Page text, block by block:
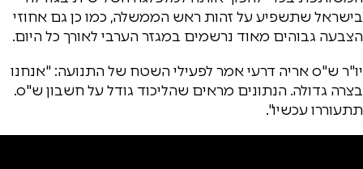
בישראל שתשפיע על זהות ראש הממשלה, כמו כן גם אחוזי
הצבעה גבוהים מאוד נרשמים במגזר הערבי לאורך כל היום.
יו"ר ש"ס אריה דרעי אמר לפעילי השטח של התנועה: "אנחנו
בצרה גדולה. הנתונים מראים שהליכוד גודל על חשבון ש"ס.
תתעוררו עכשיו".